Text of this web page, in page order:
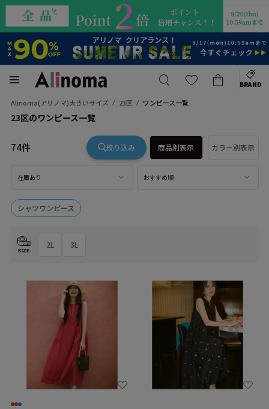
BRAND
Alinoma(アリノマ)大きいサイズ 23区 ワンピース一覧
23区のワンピース一覧
74件 絞り込み 商品別表示 カラー別表示
在庫あり おすすめ順
シャツワンピース
2L 3L